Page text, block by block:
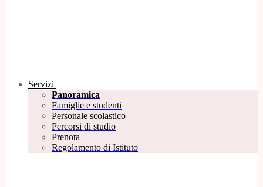
Servizi
Panoramica
Famiglie e studenti
Personale scolastico
Percorsi di studio
Prenota
Regolamento di Istituto